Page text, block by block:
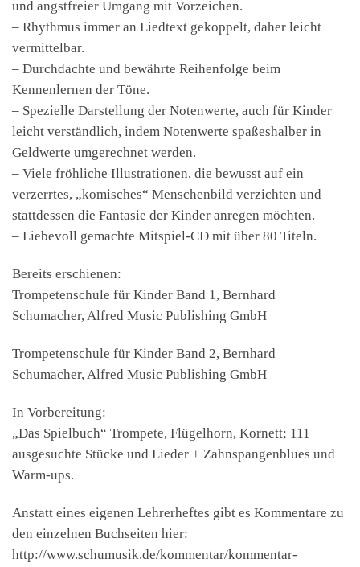
und angstfreier Umgang mit Vorzeichen.
– Rhythmus immer an Liedtext gekoppelt, daher leicht
vermittelbar.
– Durchdachte und bewährte Reihenfolge beim
Kennenlernen der Töne.
– Spezielle Darstellung der Notenwerte, auch für Kinder
leicht verständlich, indem Notenwerte spaßeshalber in
Geldwerte umgerechnet werden.
– Viele fröhliche Illustrationen, die bewusst auf ein
verzerrtes, „komisches“ Menschenbild verzichten und
stattdessen die Fantasie der Kinder anregen möchten.
– Liebevoll gemachte Mitspiel-CD mit über 80 Titeln.
Bereits erschienen:
Trompetenschule für Kinder Band 1, Bernhard
Schumacher, Alfred Music Publishing GmbH
Trompetenschule für Kinder Band 2, Bernhard
Schumacher, Alfred Music Publishing GmbH
In Vorbereitung:
„Das Spielbuch“ Trompete, Flügelhorn, Kornett; 111
ausgesuchte Stücke und Lieder + Zahnspangenblues und
Warm-ups.
Anstatt eines eigenen Lehrerheftes gibt es Kommentare zu
den einzelnen Buchseiten hier:
http://www.schumusik.de/kommentar/kommentar-